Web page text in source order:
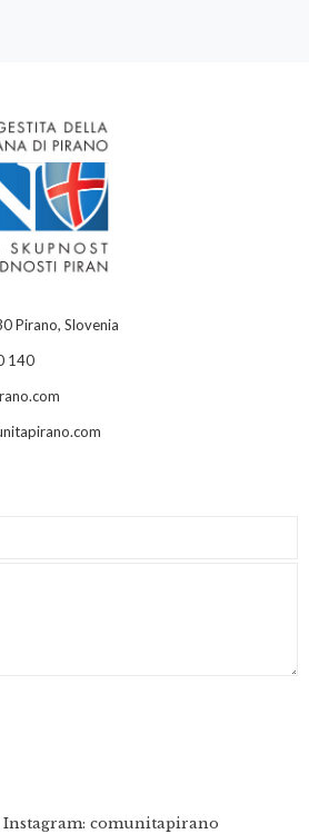
Pirano, Slovenia
140
comunitapirano